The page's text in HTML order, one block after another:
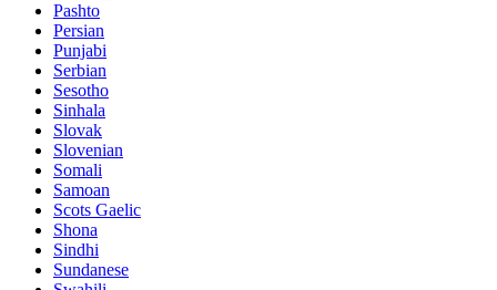
Pashto
Persian
Punjabi
Serbian
Sesotho
Sinhala
Slovak
Slovenian
Somali
Samoan
Scots Gaelic
Shona
Sindhi
Sundanese